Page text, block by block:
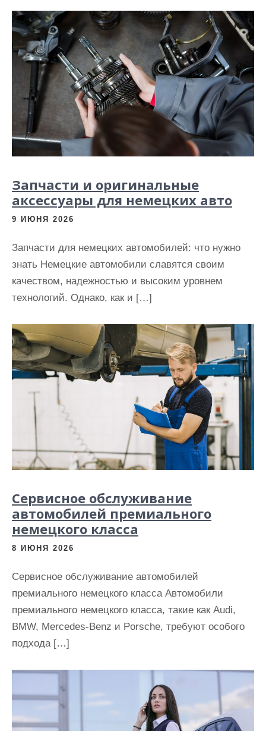
Запчасти и оригинальные
аксессуары для немецких авто
9 ИЮНЯ 2026
Запчасти для немецких автомобилей: что нужно
знать Немецкие автомобили славятся своим
качеством, надежностью и высоким уровнем
технологий. Однако, как и […]
Сервисное обслуживание
автомобилей премиального
немецкого класса
8 ИЮНЯ 2026
Сервисное обслуживание автомобилей
премиального немецкого класса Автомобили
премиального немецкого класса, такие как Audi,
BMW, Mercedes-Benz и Porsche, требуют особого
подхода […]